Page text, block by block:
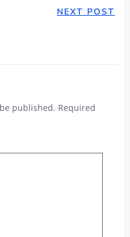
POSTNEXT POST
published. Required